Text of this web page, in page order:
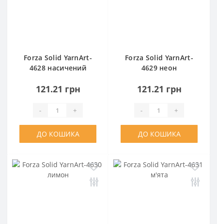
Forza Solid YarnArt-
4628 насичений
121.21 грн
- +
ДО КОШИКА
Forza Solid YarnArt-
4629 неон
121.21 грн
- +
ДО КОШИКА